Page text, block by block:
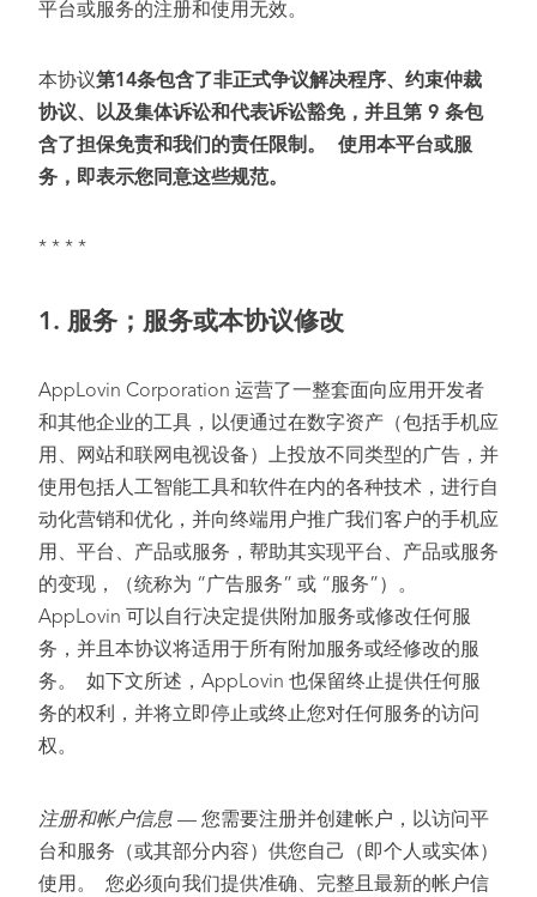
平台或服务的注册和使用无效。
本协议第14条包含了非正式争议解决程序、约束仲裁
协议、以及集体诉讼和代表诉讼豁免，并且第 9 条包
含了担保免责和我们的责任限制。 使用本平台或服
务，即表示您同意这些规范。
* * * *
1. 服务；服务或本协议修改
AppLovin Corporation 运营了一整套面向应用开发者
和其他企业的工具，以便通过在数字资产（包括手机应
用、网站和联网电视设备）上投放不同类型的广告，并
使用包括人工智能工具和软件在内的各种技术，进行自
动化营销和优化，并向终端用户推广我们客户的手机应
用、平台、产品或服务，帮助其实现平台、产品或服务
的变现，（统称为 “广告服务” 或 “服务”）。
AppLovin 可以自行决定提供附加服务或修改任何服
务，并且本协议将适用于所有附加服务或经修改的服
务。 如下文所述，AppLovin 也保留终止提供任何服
务的权利，并将立即停止或终止您对任何服务的访问
权。
注册和帐户信息 — 您需要注册并创建帐户，以访问平
台和服务（或其部分内容）供您自己（即个人或实体）
使用。 您必须向我们提供准确、完整且最新的帐户信